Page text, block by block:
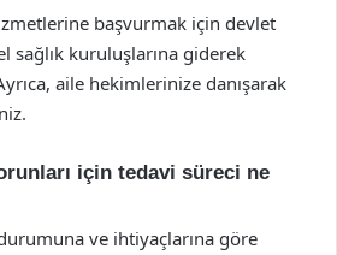
başvurmak için devlet
sağlık kuruluşlarına giderek
aile hekimlerinize danışarak
için tedavi süreci ne
ve ihtiyaçlarına göre